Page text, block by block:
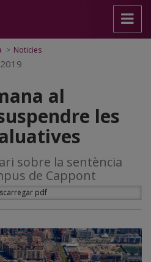
> Noticies
al
les
sobre la sentència
de Cappont
pdf